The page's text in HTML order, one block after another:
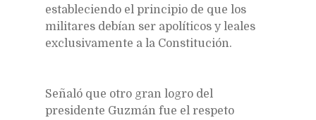
estableciendo el principio de que los
militares debían ser apolíticos y leales
exclusivamente a la Constitución.
Señaló que otro gran logro del
presidente Guzmán fue el respeto